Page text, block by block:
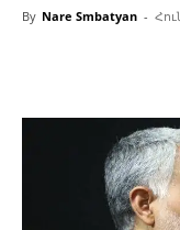
By Nare Smbatyan -